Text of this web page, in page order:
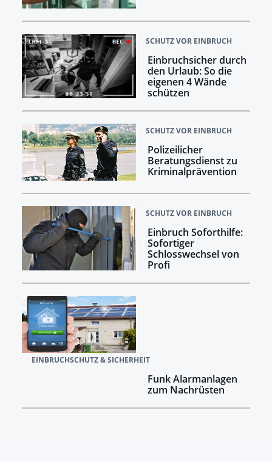
SCHUTZ VOR EINBRUCH
Einbruchsicher durch
den Urlaub: So die
eigenen 4 Wände
schützen
SCHUTZ VOR EINBRUCH
Polizeilicher
Beratungsdienst zu
Kriminalprävention
SCHUTZ VOR EINBRUCH
Einbruch Soforthilfe:
Sofortiger
Schlosswechsel von
Profi
EINBRUCHSCHUTZ & SICHERHEIT
Funk Alarmanlagen
zum Nachrüsten